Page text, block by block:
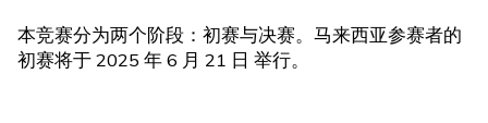
本竞赛分为两个阶段：初赛与决赛。马来西亚参赛者的
初赛将于 2025 年 6 月 21 日 举行。